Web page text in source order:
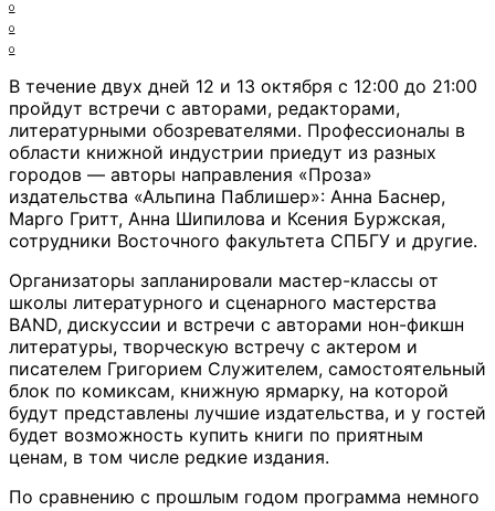
0
0
0
В течение двух дней 12 и 13 октября с 12:00 до 21:00
пройдут встречи с авторами, редакторами,
литературными обозревателями. Профессионалы в
области книжной индустрии приедут из разных
городов — авторы направления «Проза»
издательства «Альпина Паблишер»: Анна Баснер,
Марго Гритт, Анна Шипилова и Ксения Буржская,
сотрудники Восточного факультета СПБГУ и другие.
Организаторы запланировали мастер-классы от
школы литературного и сценарного мастерства
BAND, дискуссии и встречи с авторами нон-фикшн
литературы, творческую встречу с актером и
писателем Григорием Служителем, самостоятельный
блок по комиксам, книжную ярмарку, на которой
будут представлены лучшие издательства, и у гостей
будет возможность купить книги по приятным
ценам, в том числе редкие издания.
По сравнению с прошлым годом программа немного